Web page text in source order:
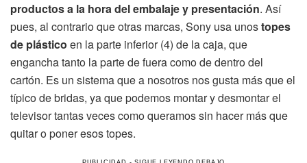
productos a la hora del embalaje y presentación. Así
pues, al contrario que otras marcas, Sony usa unostopes
de plástico en la parte inferior (4) de la caja, que
engancha tanto la parte de fuera como de dentro del
cartón. Es un sistema que a nosotros nos gusta más que el
típico de bridas, ya que podemos montar y desmontar el
televisor tantas veces como queramos sin hacer más que
quitar o poner esos topes.